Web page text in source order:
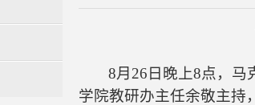
8月26日晚上8点，马
学院教研办主任余敬主持